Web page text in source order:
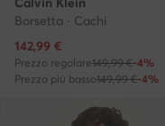
Borsetta · Cachi
Prezzo attuale
142,99 €
Prezzo regolare149,99 €-4%
Prezzo più basso149,99 €-4%